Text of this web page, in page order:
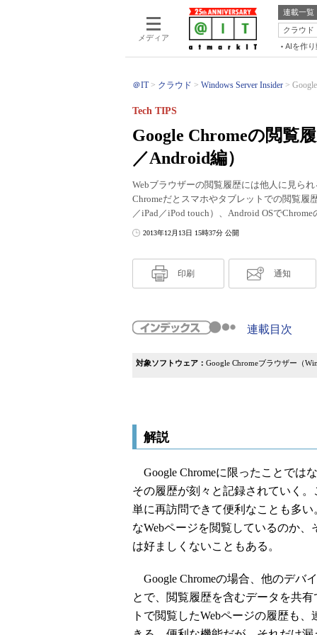
メディア
連載一覧
クラウド
AIを作
＠IT クラウド Windows Server Insider
Google Chromeの閲覧
／Android編）
Tech TIPS
Webブラウザーの閲覧履歴には他人に見ら
Chromeだとスマホやタブレットでの閲覧履
／iPad／iPod touch）、Android OSで
2013年12月13日 15時37分 公開
印刷 通知
連載目次
対象ソフトウェア： Google Chromeブラウザー（
解説
Google Chromeに限ったことでは
その履歴が刻々と記録されていく
単に再訪問できて便利なことも多
なWebページを閲覧しているのか
は好ましくないこともある。
Google Chromeの場合、他のデバ
とで、閲覧履歴を含むデータを共
トで閲覧したWebページの履歴も、